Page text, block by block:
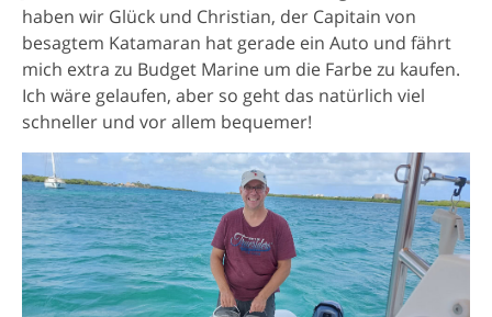
haben wir Glück und Christian, der Capitain von
besagtem Katamaran hat gerade ein Auto und fährt
mich extra zu Budget Marine um die Farbe zu kaufen.
Ich wäre gelaufen, aber so geht das natürlich viel
schneller und vor allem bequemer!